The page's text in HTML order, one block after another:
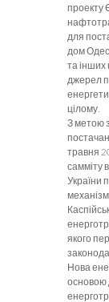
проекту
для
дом
та інших
джерел
цілому.
З метою
травня
самміту
України
якого
Нова
осно­вою